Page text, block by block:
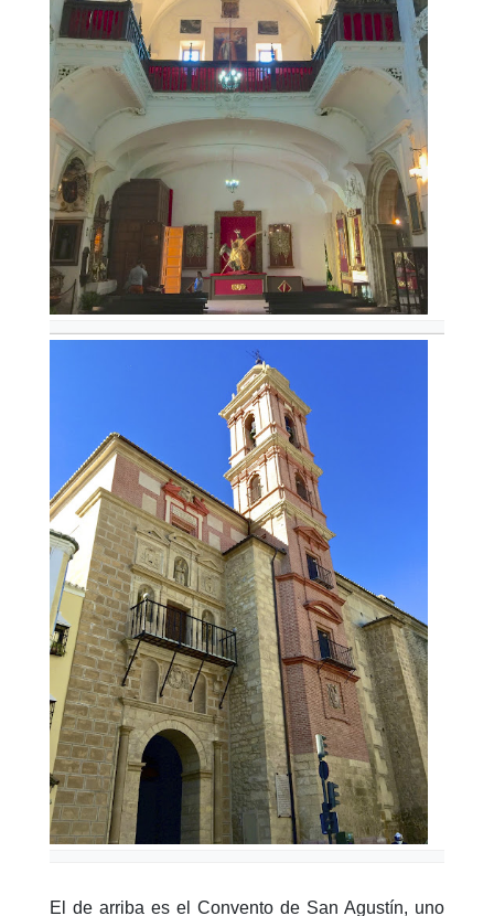
El de arriba es el Convento de San Agustín, uno